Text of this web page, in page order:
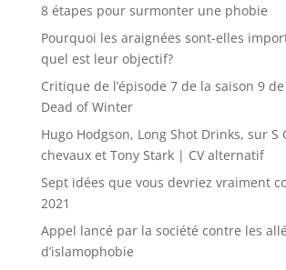
8 étapes pour surmonter une phobie
Pourquoi les araignées sont-elles
quel est leur objectif?
Critique de l’épisode 7 de la saison 9
Dead of Winter
Hugo Hodgson, Long Shot Drinks, sur S
chevaux et Tony Stark | CV alternatif
Sept idées que vous devriez vraiment
2021
Appel lancé par la société contre les
d’islamophobie